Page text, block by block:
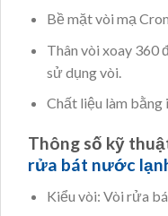
Bề mặt vòi mạ
Thân vòi xoay 360
sử dụng vòi.
Chất liệu làm bằng
Thông số kỹ
rửa bát nước
Kiểu vòi: Vòi rửa